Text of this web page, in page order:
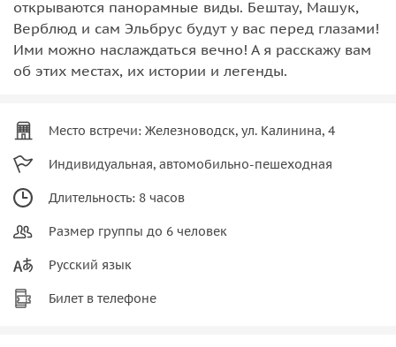
открываются панорамные виды. Бештау, Машук,
Верблюд и сам Эльбрус будут у вас перед глазами!
Ими можно наслаждаться вечно! А я расскажу вам
об этих местах, их истории и легенды.
Место встречи: Железноводск, ул. Калинина, 4
Индивидуальная, автомобильно-пешеходная
Длительность: 8 часов
Размер группы до 6 человек
Русский язык
Билет в телефоне